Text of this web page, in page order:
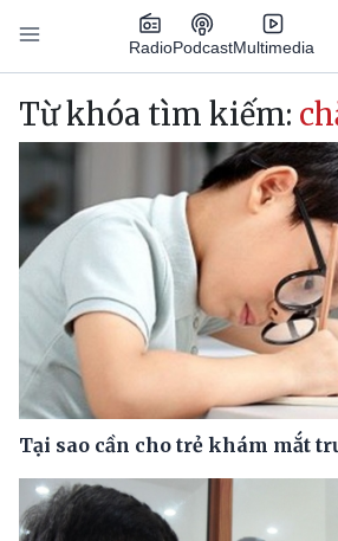
Nhảy đến nội dung
RadioPodcastMultimedia
Main navigation
Từ khóa tìm kiếm:
Tại sao cần cho trẻ khám mắt